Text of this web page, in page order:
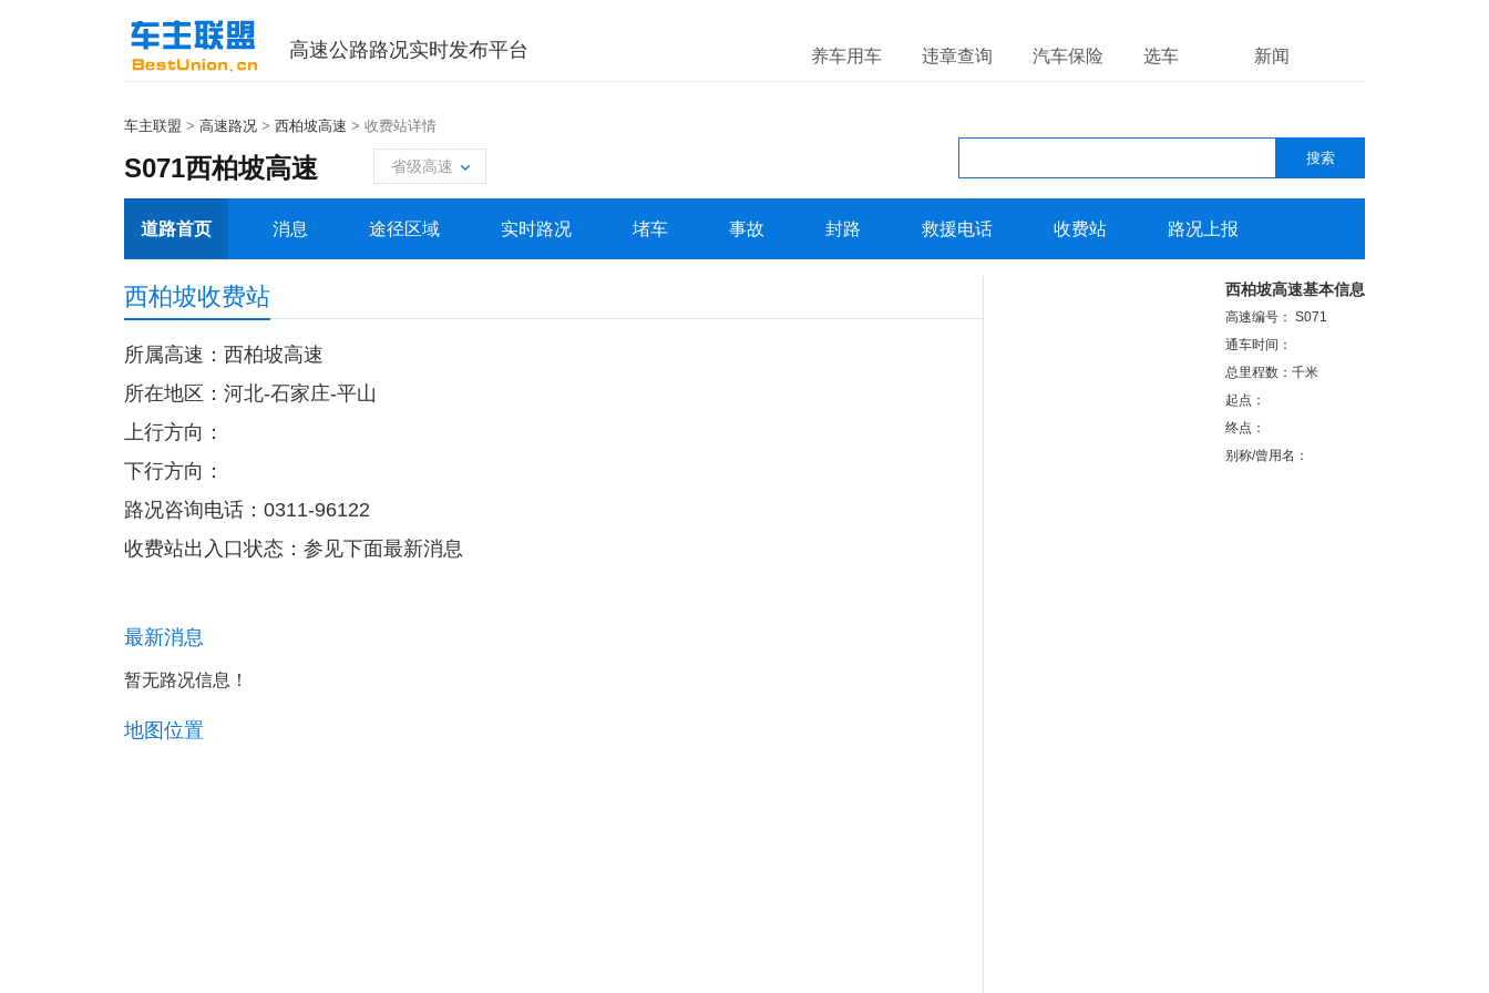
高速公路路况实时发布平台 新闻
选车
汽车保险
违章查询
养车用车
车主联盟 > 高速路况 > 西柏坡高速 > 收费站详情
S071西柏坡高速 省级高速
道路首页 消息 途径区域 实时路况 堵车 事故 封路 救援电话 收费站 路况上报
西柏坡收费站
所属高速：西柏坡高速
所在地区：河北-石家庄-平山
上行方向：
下行方向：
路况咨询电话：0311-96122
收费站出入口状态：参见下面最新消息
最新消息
暂无路况信息！ ​​​​
地图位置
西柏坡高速基本信息
高速编号： S071
通车时间：
总里程数：千米
起点：
终点：
别称/曾用名：